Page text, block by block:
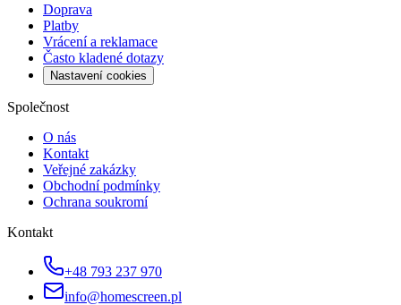
Doprava
Platby
Vrácení a reklamace
Často kladené dotazy
Nastavení cookies
Společnost
O nás
Kontakt
Veřejné zakázky
Obchodní podmínky
Ochrana soukromí
Kontakt
+48 793 237 970
info@homescreen.pl